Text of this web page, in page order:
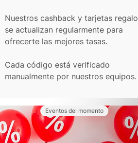
Nuestros cashback y tarjetas regalo
se actualizan regularmente para
ofrecerte las mejores tasas.
Cada código está verificado
manualmente por nuestros equipos.
Eventos del momento